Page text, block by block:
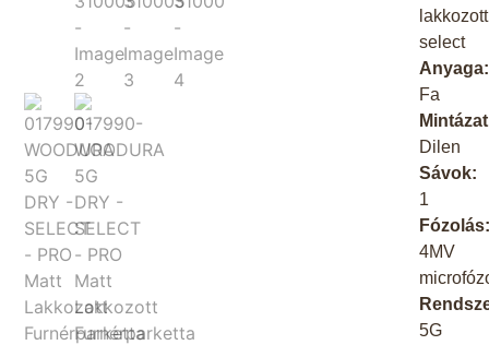
select
Anyaga:
Fa
Dilen
Sávok:
1
4MV
5G